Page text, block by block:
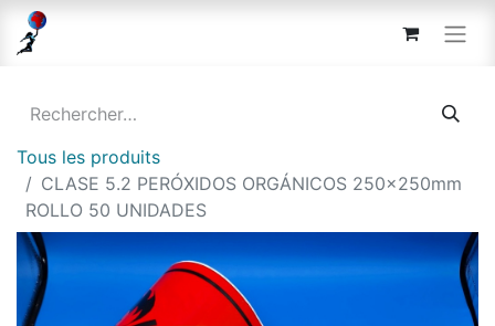
Tous les produits
CLASE 5.2 PERÓXIDOS ORGÁNICOS 250x250mm
ROLLO 50 UNIDADES